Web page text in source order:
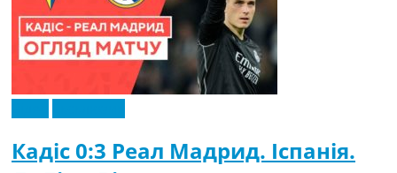
Кадіс 0:3 Реал Мадрид. Іспанія.